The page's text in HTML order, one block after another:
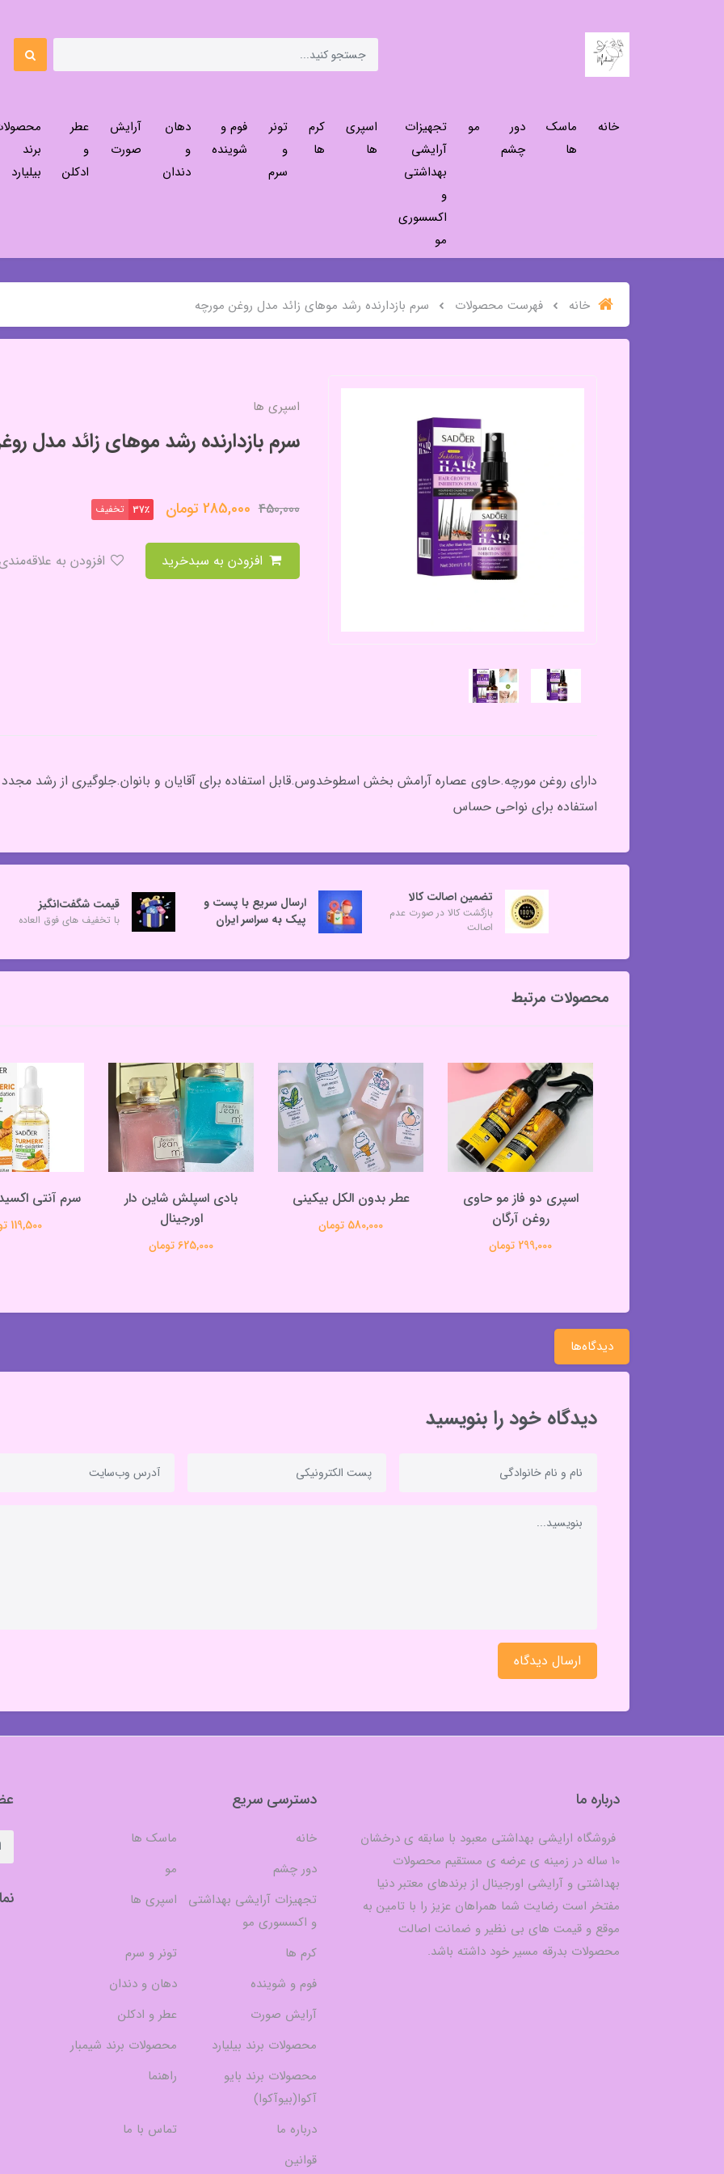
خانه
ماسک
ها
دور
چشم
مو
تجهیزات
آرایشی
بهداشتی
و
اکسسوری
مو
اسپری
ها
کرم
ها
تونر
و
سرم
فوم و
شوینده
دهان
و
دندان
آرایش
صورت
عطر
و
ادکلن
برند
بیلیارد
خانه فهرست محصولات سرم بازدارنده رشد موهای زائد مدل روغن مورچه
اسپری ها
سرم بازدارنده رشد موهای زائد مدل
450,000
285,000تومان 37٪ تخفیف
دارای روغن مورچه.حاوی عصاره آرامش بخش اسطوخدوس.قابل استفاده برای آقایان و بانوان.جلوگیری از رشد
استفاده برای نواحی حساس
تضمین اصالت کالا
بازگشت کالا در صورت عدم
اصالت
ارسال سریع با پست و
پیک به سراسر ایران
قیمت شگفت‌انگیز
با تخفیف های فوق العاده
محصولات مرتبط
اسپری دو فاز مو حاوی
روغن آرگان
299,000 تومان
عطر بدون الکل بیکینی
580,000 تومان
بادی اسپلش شاین دار
اورجینال
625,000 تومان
سرم آنتی
119,500 تومان
دیدگاه‌ها
دیدگاه خود را بنویسید
ارسال دیدگاه
درباره ما
فروشگاه ارایشی بهداشتی معبود با سابقه ی درخشان
10 ساله در زمینه ی عرضه ی مستقیم محصولات
بهداشتی و آرایشی اورجینال از برندهای معتبر دنیا
مفتخر است رضایت شما همراهان عزیز را با تامین به
موقع و قیمت های بی نظیر و ضمانت اصالت
محصولات بدرقه مسیر خود داشته باشد.
دسترسی سریع
خانه
ماسک ها
دور چشم
مو
تجهیزات آرایشی بهداشتی
و اکسسوری مو
اسپری ها
کرم ها
تونر و سرم
فوم و شوینده
دهان و دندان
آرایش صورت
عطر و ادکلن
محصولات برند بیلیارد
محصولات برند شیمبار
محصولات برند بایو
آکوا(بیوآکوا)
راهنما
درباره ما
تماس با ما
قوانین